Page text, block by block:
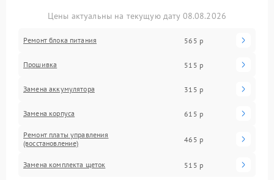
Цены актуальны на текущую дату 08.08.2026
Ремонт блока питания 565 р
Прошивка 515 р
Замена аккумулятора 315 р
Замена корпуса 615 р
Ремонт платы управления
(восстановление)
465 р
Замена комплекта щеток 515 р